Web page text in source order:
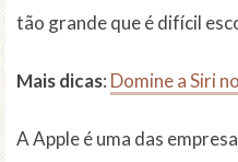
tão grande que é difícil
Mais dicas: Domine a Siri
A Apple é uma das